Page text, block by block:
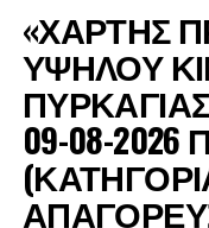
«ΧΑΡΤΗΣ
ΥΨΗΛΟΥ
09-08-